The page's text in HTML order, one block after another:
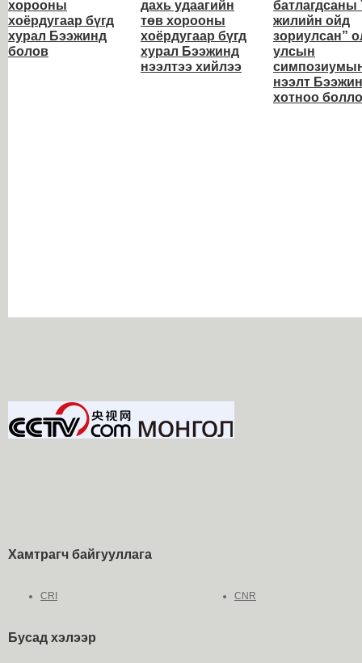
хорооны
хоёрдугаар бүгд
хурал Бээжинд
болов
дахь удаагийн
төв хорооны
хоёрдугаар бүгд
хурал Бээжинд
нээлтээ хийлээ
батлагдсаны
жилийн ойд
зориулсан”
улсын
нээлт Бээжин
хотноо
Хамтрагч байгууллага
CRI CNR
Бусад хэлээр